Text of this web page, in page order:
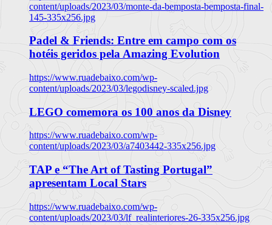
content/uploads/2023/03/monte-da-bemposta-bemposta-final-
145-335x256.jpg
Padel & Friends: Entre em campo com os
hotéis geridos pela Amazing Evolution
https://www.ruadebaixo.com/wp-
content/uploads/2023/03/legodisney-scaled.jpg
LEGO comemora os 100 anos da Disney
https://www.ruadebaixo.com/wp-
content/uploads/2023/03/a7403442-335x256.jpg
TAP e “The Art of Tasting Portugal”
apresentam Local Stars
https://www.ruadebaixo.com/wp-
content/uploads/2023/03/lf_realinteriores-26-335x256.jpg